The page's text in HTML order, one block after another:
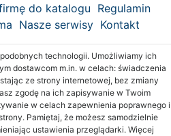
do katalogu Regulamin
Nasze serwisy Kontakt
technologii. Umożliwiamy ich
dostawcom m.in. w celach: świadczenia
ze strony internetowej, bez zmiany
zgodę na ich zapisywanie w Twoim
w celach zapewnienia poprawnego i
Pamiętaj, że możesz samodzielnie
ustawienia przeglądarki. Więcej